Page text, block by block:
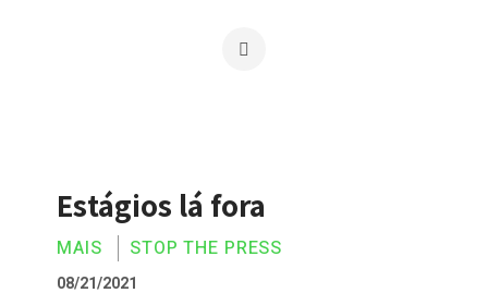
Estágios lá fora
MAIS STOP THE PRESS
08/21/2021